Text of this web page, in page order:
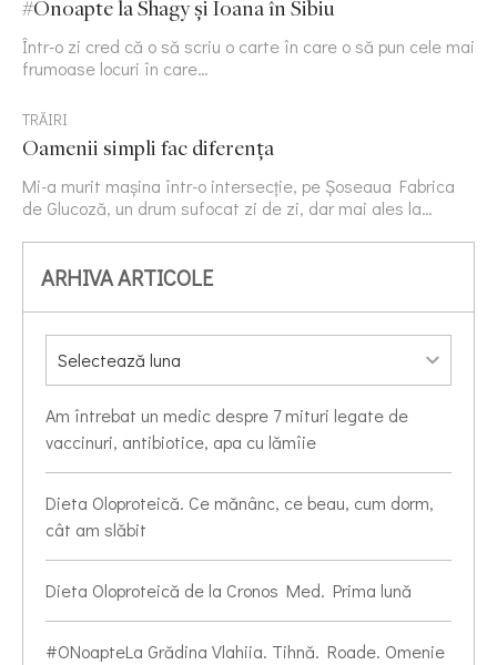
#Onoapte la Shagy și Ioana în Sibiu
Într-o zi cred că o să scriu o carte în care o să pun cele mai
frumoase locuri în care…
TRĂIRI
Oamenii simpli fac diferența
Mi-a murit mașina într-o intersecție, pe Șoseaua Fabrica
de Glucoză, un drum sufocat zi de zi, dar mai ales la…
ARHIVA ARTICOLE
Am întrebat un medic despre 7 mituri legate de
vaccinuri, antibiotice, apa cu lămîie
Dieta Oloproteică. Ce mănânc, ce beau, cum dorm,
cât am slăbit
Dieta Oloproteică de la Cronos Med. Prima lună
#ONoapteLa Grădina Vlahiia. Tihnă. Roade. Omenie